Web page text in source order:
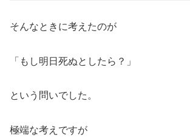
そんなときに考えたのが
「もし明日死ぬとしたら？」
という問いでした。
極端な考えですが